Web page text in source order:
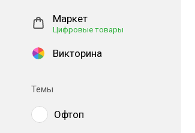
Маркет
Цифровые товары
Викторина
Темы
Офтоп